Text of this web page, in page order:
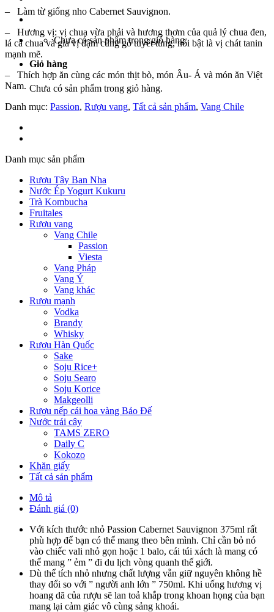
Chưa có sản phẩm trong giỏ hàng.
Giỏ hàng
Chưa có sản phẩm trong giỏ hàng.
–
Làm từ giống nho Cabernet Sauvignon.
–
Hương vị: vị chua vừa phải và hương thơm của quả lý chua đen,
lá cà chua và gia vị đậm cùng gỗ tuyết tùng, nổi bật là vị chát tanin
mạnh mẽ.
–
Thích hợp ăn cùng các món thịt bò, món Âu- Á và món ăn Việt
Nam.
Danh mục: Passion, Rượu vang, Tất cả sản phẩm, Vang Chile
Danh mục sản phẩm
Rượu Tây Ban Nha
Nước Ép Yogurt Kukuru
Trà Kombucha
Fruitales
Rượu vang
Vang Chile
Passion
Viesta
Vang Pháp
Vang Ý
Vang khác
Rượu mạnh
Vodka
Brandy
Whisky
Rượu Hàn Quốc
Sake
Soju Rice+
Soju Searo
Soju Korice
Makgeolli
Rượu nếp cái hoa vàng Bảo Đế
Nước trái cây
TAMS ZERO
Daily C
Kokozo
Khăn giấy
Tất cả sản phẩm
Mô tả
Đánh giá (0)
Với kích thước nhỏ Passion Cabernet Sauvignon 375ml rất
phù hợp để bạn có thể mang theo bên mình. Chỉ cần bỏ nó
vào chiếc vali nhỏ gọn hoặc 1 balo, cái túi xách là mang có
thể mang ” ẻm ” đi du lịch vòng quanh thế giới.
Dù thể tích nhỏ nhưng chất lượng vẫn giữ nguyên không hề
thay đổi so với ” người anh lớn ” 750ml. Khi uống hương vị
hoang dã của rượu sẽ lan toả khắp trong khoan họng của bạn
mang lại cảm giác vô cùng sảng khoái.